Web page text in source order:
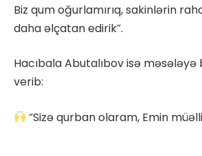
Biz qum oğurlamırıq, sakinlərin
daha əlçatan edirik”.
Hacıbala Abutalıbov isə
verib:
“Sizə qurban olaram, Emin